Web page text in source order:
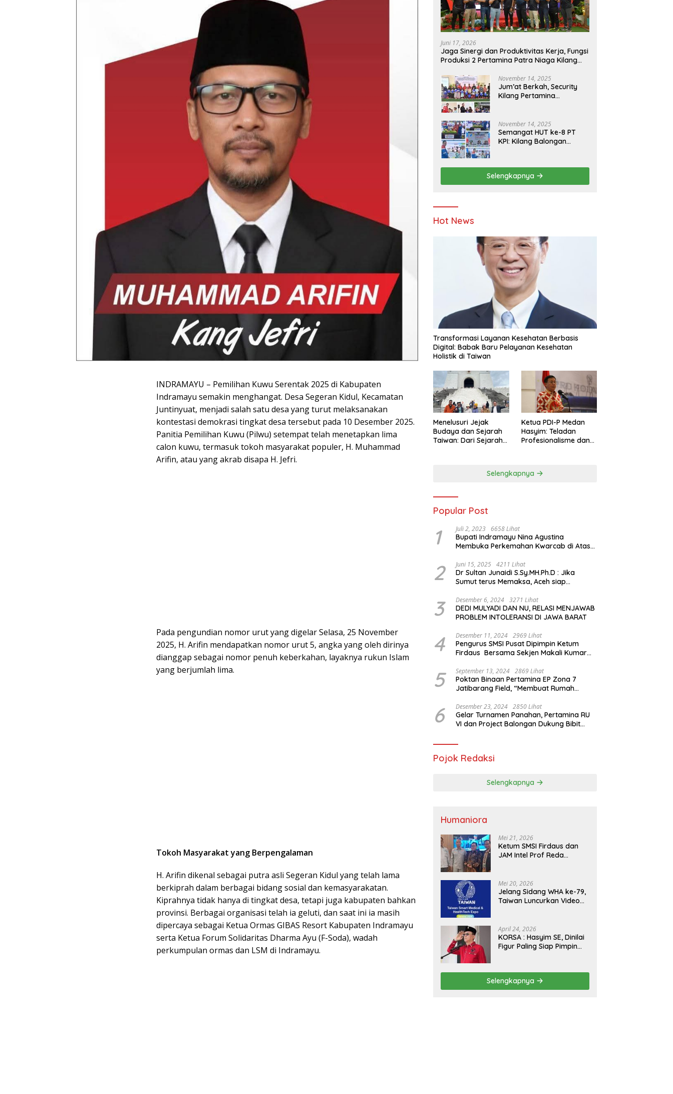
INDRAMAYU – Pemilihan Kuwu Serentak 2025 di Kabupaten
Indramayu semakin menghangat. Desa Segeran Kidul, Kecamatan
Juntinyuat, menjadi salah satu desa yang turut melaksanakan
kontestasi demokrasi tingkat desa tersebut pada 10 Desember 2025.
Panitia Pemilihan Kuwu (Pilwu) setempat telah menetapkan lima
calon kuwu, termasuk tokoh masyarakat populer, H. Muhammad
Arifin, atau yang akrab disapa H. Jefri.
Pada pengundian nomor urut yang digelar Selasa, 25 November
2025, H. Arifin mendapatkan nomor urut 5, angka yang oleh dirinya
dianggap sebagai nomor penuh keberkahan, layaknya rukun Islam
yang berjumlah lima.
Tokoh Masyarakat yang Berpengalaman
H. Arifin dikenal sebagai putra asli Segeran Kidul yang telah lama
berkiprah dalam berbagai bidang sosial dan kemasyarakatan.
Kiprahnya tidak hanya di tingkat desa, tetapi juga kabupaten bahkan
provinsi. Berbagai organisasi telah ia geluti, dan saat ini ia masih
dipercaya sebagai Ketua Ormas GIBAS Resort Kabupaten Indramayu
serta Ketua Forum Solidaritas Dharma Ayu (F-Soda), wadah
perkumpulan ormas dan LSM di Indramayu.
Juni 17, 2026
Jaga Sinergi dan Produktivitas Kerja, Fungsi
Produksi 2 Pertamina Patra Niaga Kilang
November 14, 2025
Jum’at Berkah, Security
Kilang Pertamina
November 14, 2025
Semangat HUT ke-8 PT
KPI: Kilang Balongan
Berbagi Bersama
Penyandang Disabilitas
dan Yayasan Pendidikan
Selengkapnya
Hot News
Transformasi Layanan Kesehatan Berbasis
Digital: Babak Baru Pelayanan Kesehatan
Holistik di Taiwan
Menelusuri Jejak
Budaya dan Sejarah
Taiwan: Dari Sejarah
Sejarah Chiang Kai-
Ketua PDI-P Medan
Hasyim: Teladan
Profesionalisme dan
Selengkapnya
Popular Post
1 Juli 2, 2023 6658 Lihat
Bupati Indramayu Nina Agustina
Membuka Perkemahan Kwarcab di Atas
2 Juni 15, 2025 4211 Lihat
Dr Sultan Junaidi S.Sy.MH.Ph.D : Jika
Sumut terus Memaksa, Aceh siap
Internasional
3 Desember 6, 2024 3271 Lihat
DEDI MULYADI DAN NU, RELASI MENJAWAB
PROBLEM INTOLERANSI DI JAWA BARAT
4 Desember 11, 2024 2969 Lihat
Pengurus SMSI Pusat Dipimpin Ketum
Firdaus Bersama Sekjen Makali Kumar
Yusuf
5 September 13, 2024 2869 Lihat
Poktan Binaan Pertamina EP Zona 7
Jatibarang Field, “Membuat Rumah
Tikus
6 Desember 23, 2024 2850 Lihat
Gelar Turnamen Panahan, Pertamina RU
VI dan Project Balongan Dukung Bibit
Pojok Redaksi
Selengkapnya
Humaniora
Mei 21, 2026
Ketum SMSI Firdaus dan
JAM Intel Prof Reda
SMSI Sukseskan Jaga
Desa dan Jaga Dapur
MBG, Perkuat Pengawasan
Mei 20, 2026
Jelang Sidang WHA ke-79,
Taiwan Luncurkan Video
Inovasi Kesehatan Global
April 24, 2026
KORSA : Hasyim SE, Dinilai
Figur Paling Siap Pimpin
Selengkapnya